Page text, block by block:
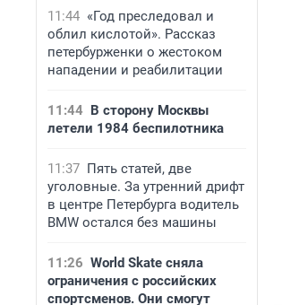
11:44 «Год преследовал и
облил кислотой». Рассказ
петербурженки о жестоком
нападении и реабилитации
11:44 В сторону Москвы
летели 1984 беспилотника
11:37 Пять статей, две
уголовные. За утренний дрифт
в центре Петербурга водитель
BMW остался без машины
11:26 World Skate сняла
ограничения с российских
спортсменов. Они смогут